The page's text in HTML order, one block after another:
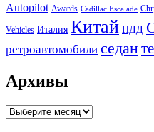
Autopilot Awards Cadillac Escalade
Vehicles Италия Китай ПДД
ретроавтомобили седан
Архивы
Архивы